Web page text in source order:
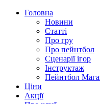
Головна
Новини
Статті
Про гру
Про пейнтбол
Сценарії ігор
Інструктаж
Пейнтбол
Ціни
Акції